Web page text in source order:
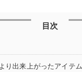
目次
り出来上がったアイテム